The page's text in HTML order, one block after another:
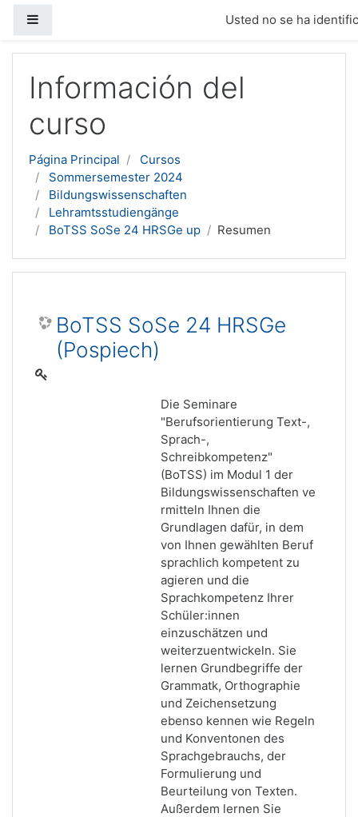
Usted no se ha
Información del
curso
Página Principal
Cursos
Sommersemester 2024
Bildungswissenschaften
Lehramtsstudiengänge
BoTSS SoSe 24 HRSGe up
Resumen
BoTSS SoSe 24 HRSGe
(Pospiech)
Die Seminare
"Berufsorientierung Text-,
Sprach-,
Schreibkompetenz"
(BoTSS) im Modul 1 der
Bildungswissenschaften ve
rmitteln Ihnen die
Grundlagen dafür, in dem
von Ihnen gewählten Beruf
sprachlich kompetent zu
agieren und die
Sprachkompetenz Ihrer
Schüler:innen
einzuschätzen und
weiterzuentwickeln. Sie
lernen Grundbegriffe der
Grammatk, Orthographie
und Zeichensetzung
ebenso kennen wie Regeln
und Konventonen des
Sprachgebrauchs, der
Formulierung und
Beurteilung von Texten.
Außerdem lernen Sie